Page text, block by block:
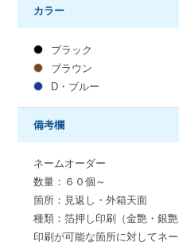
カラー
ブラック
ブラウン
D・ブルー
備考欄
ネームオーダー
数量：６０個～
箇所：見返し・外箱天面
種類：箔押し印刷（金艶・銀
印刷が可能な箇所に対してネ